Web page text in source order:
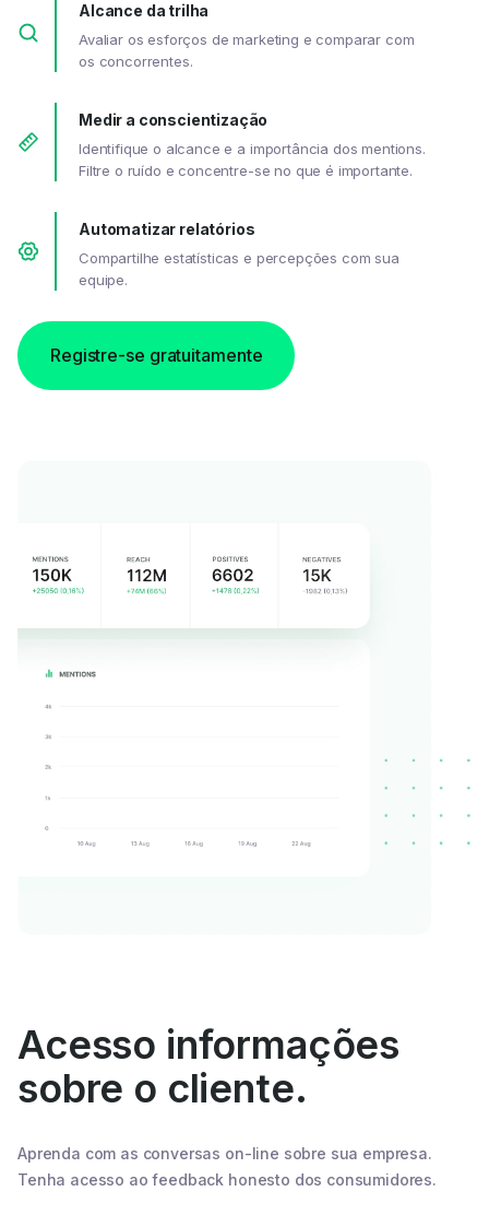
Alcance da trilha
Avaliar os esforços de marketing e comparar com
os concorrentes.
Medir a conscientização
Identifique o alcance e a importância dos mentions.
Filtre o ruído e concentre-se no que é importante.
Automatizar relatórios
Compartilhe estatísticas e percepções com sua
equipe.
Registre-se gratuitamente
Acesso informações
sobre o cliente.
Aprenda com as conversas on-line sobre sua empresa.
Tenha acesso ao feedback honesto dos consumidores.